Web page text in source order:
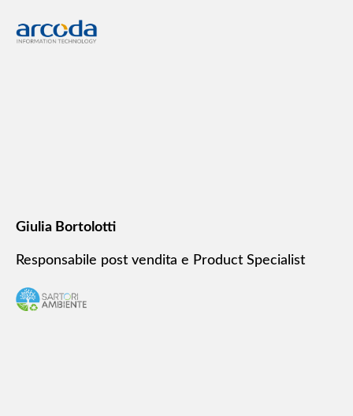
Giulia Bortolotti
Responsabile post vendita e Product Specialist